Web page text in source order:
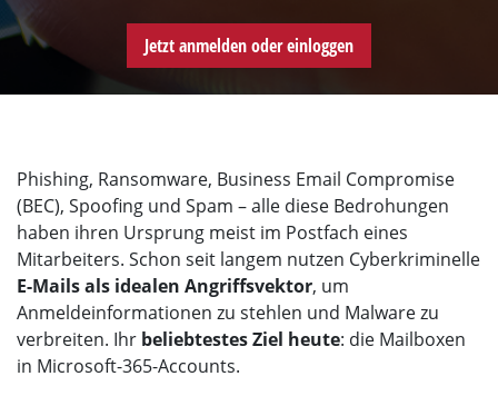
Jetzt anmelden oder einloggen
Phishing, Ransomware, Business Email Compromise
(BEC), Spoofing und Spam – alle diese Bedrohungen
haben ihren Ursprung meist im Postfach eines
Mitarbeiters. Schon seit langem nutzen Cyberkriminelle
E-Mails als idealen Angriffsvektor, um
Anmeldeinformationen zu stehlen und Malware zu
verbreiten. Ihr beliebtestes Ziel heute: die Mailboxen
in Microsoft-365-Accounts.